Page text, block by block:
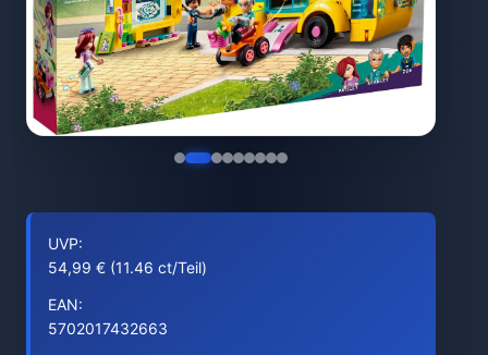
UVP:
54,99 € (11.46 ct/Teil)
EAN:
5702017432663